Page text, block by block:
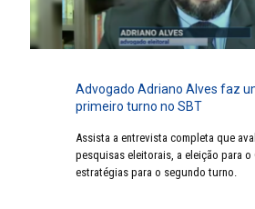
Advogado Adriano Alves faz
primeiro turno no SBT
Assista a entrevista completa que
pesquisas eleitorais, a eleição para o
estratégias para o segundo turno.